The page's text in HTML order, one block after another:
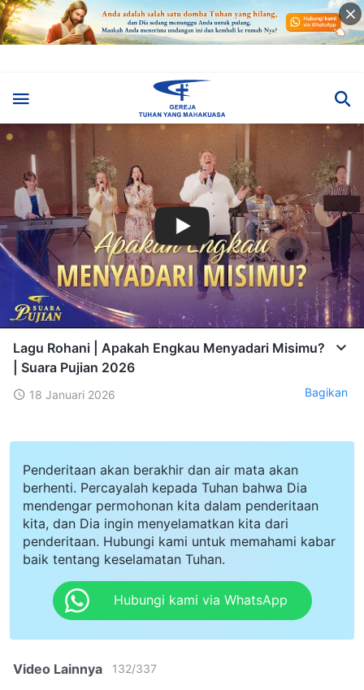
Lagu Rohani | Apakah Engkau Menyadari Misimu?
| Suara Pujian 2026
18 Januari 2026 Bagikan
Penderitaan akan berakhir dan air mata akan
berhenti. Percayalah kepada Tuhan bahwa Dia
mendengar permohonan kita dalam penderitaan
kita, dan Dia ingin menyelamatkan kita dari
penderitaan. Hubungi kami untuk memahami kabar
baik tentang keselamatan Tuhan.
Hubungi kami via WhatsApp
Video Lainnya 132/337